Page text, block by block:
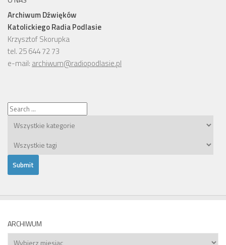
Archiwum Dźwięków
Katolickiego Radia Podlasie
Krzysztof Skorupka
tel. 25 644 72 73
e-mail: archiwum@radiopodlasie.pl
ARCHIWUM
Archiwum